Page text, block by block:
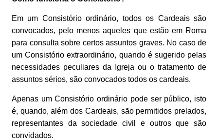
Em um Consistório ordinário, todos os Cardeais são
convocados, pelo menos aqueles que estão em Roma
para consulta sobre certos assuntos graves. No caso de
um Consistório extraordinário, quando é sugerido pelas
necessidades peculiares da Igreja ou o tratamento de
assuntos sérios, são convocados todos os cardeais.
Apenas um Consistório ordinário pode ser público, isto
é, quando, além dos Cardeais, são permitidos prelados,
representantes da sociedade civil e outros que são
convidados.